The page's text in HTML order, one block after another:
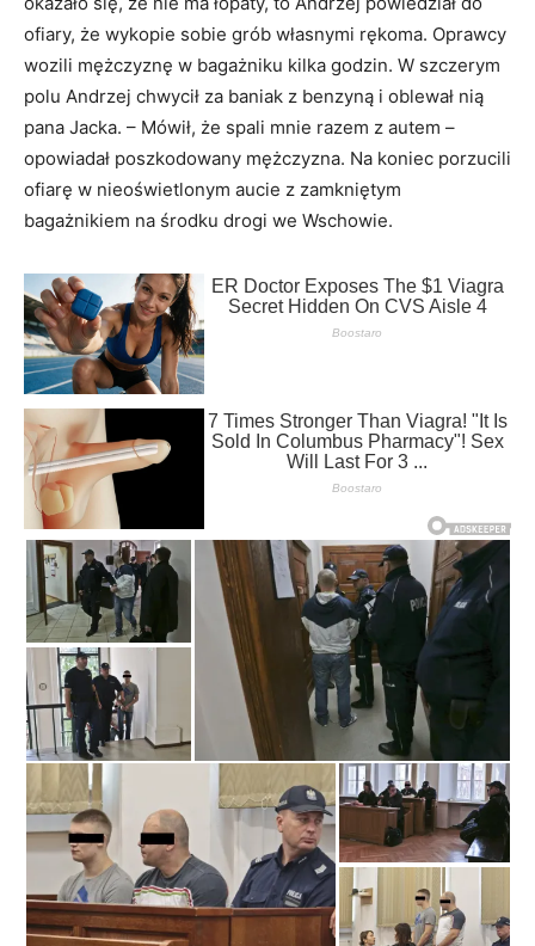
ofiary, że wykopie sobie grób własnymi rękoma. Oprawcy
wozili mężczyznę w bagażniku kilka godzin. W szczerym
polu Andrzej chwycił za baniak z benzyną i oblewał nią
pana Jacka. – Mówił, że spali mnie razem z autem –
opowiadał poszkodowany mężczyzna. Na koniec porzucili
ofiarę w nieoświetlonym aucie z zamkniętym
bagażnikiem na środku drogi we Wschowie.